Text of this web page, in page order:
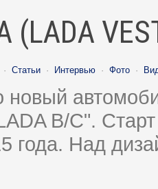
· Статьи · Интервью · Фото ·
новый
B/C".
года. Над